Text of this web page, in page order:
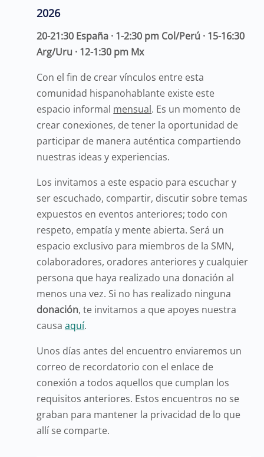
2026
20-21:30 España · 1-2:30 pm Col/Perú · 15-16:30
Arg/Uru · 12-1:30 pm Mx
Con el fin de crear vínculos entre esta
comunidad hispanohablante existe este
espacio informal mensual. Es un momento de
crear conexiones, de tener la oportunidad de
participar de manera auténtica compartiendo
nuestras ideas y experiencias.
Los invitamos a este espacio para escuchar y
ser escuchado, compartir, discutir sobre temas
expuestos en eventos anteriores; todo con
respeto, empatía y mente abierta. Será un
espacio exclusivo para miembros de la SMN,
colaboradores, oradores anteriores y cualquier
persona que haya realizado una donación al
menos una vez. Si no has realizado ninguna
donación, te invitamos a que apoyes nuestra
causaaquí.
Unos días antes del encuentro enviaremos un
correo de recordatorio con el enlace de
conexión a todos aquellos que cumplan los
requisitos anteriores. Estos encuentros no se
graban para mantener la privacidad de lo que
allí se comparte.